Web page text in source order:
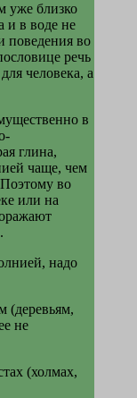
уже близко
и в воде не
поведения во
речь
человека, а
в
глина,
чаще, чем
во
или на
надо
(деревьям,
не
(холмах,